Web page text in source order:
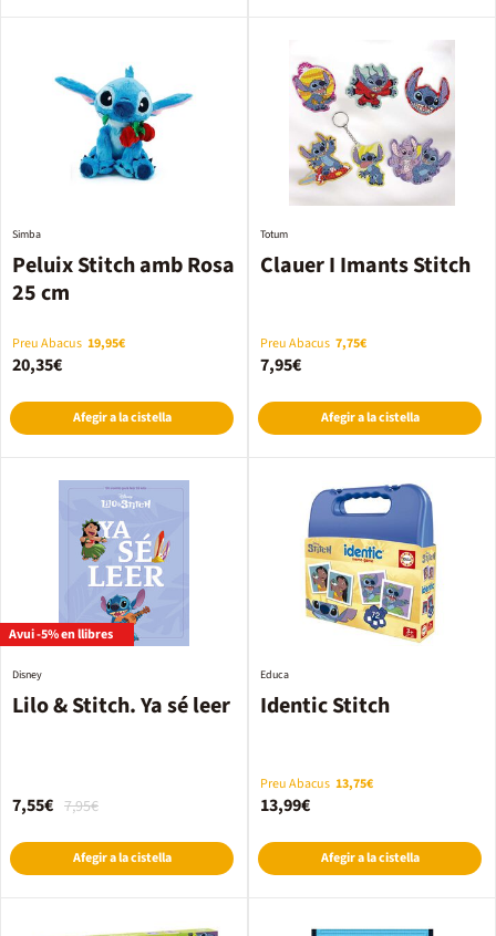
Peluix Stitch amb Rosa
25 cm
Simba
Preu Abacus 19,95€
20,35€
Afegir a la cistella
Clauer I Imants Stitch
Totum
Preu Abacus 7,75€
7,95€
Afegir a la cistella
Avui -5% en llibres
Lilo & Stitch. Ya sé leer
Disney
7,95€
7,55€
Afegir a la cistella
Identic Stitch
Educa
Preu Abacus 13,75€
13,99€
Afegir a la cistella